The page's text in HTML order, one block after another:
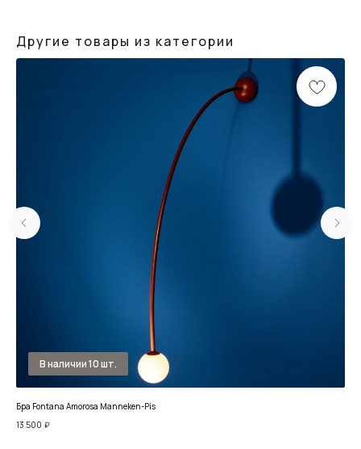
Другие товары из категории
Бра Fontana Amorosa Manneken-Pis
13 500 ₽